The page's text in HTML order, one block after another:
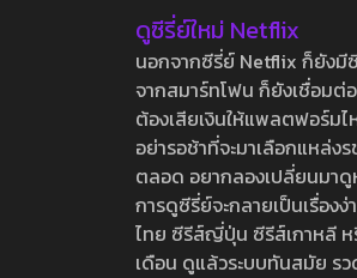
ดูซีรี่ย์ใหม่ Netflix
นอกจากซีรี่ย์ Netflix ก็ยังมี
จากสมาร์ทโฟน ก็ยังเชื่อมต่
ต้องเสียเงินให้แพลตฟอร์มไ
อย่ารอช้าที่จะมาเลือกแหล่ง
ตลอด อยากลองเปลี่ยนมาดู
การดูซีรี่ย์จะกลายเป็นเรื่อง
ไทย ซีรีส์ญี่ปุ่น ซีรีส์เกาหลี ห
เดือน ดูแล้วระบบทันสมัย ร